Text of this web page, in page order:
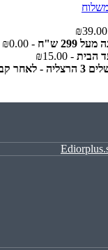
299 ש"ח
- ₪0.00
הבית - ₪15.00
איסוף עצמי ( החושלים 3